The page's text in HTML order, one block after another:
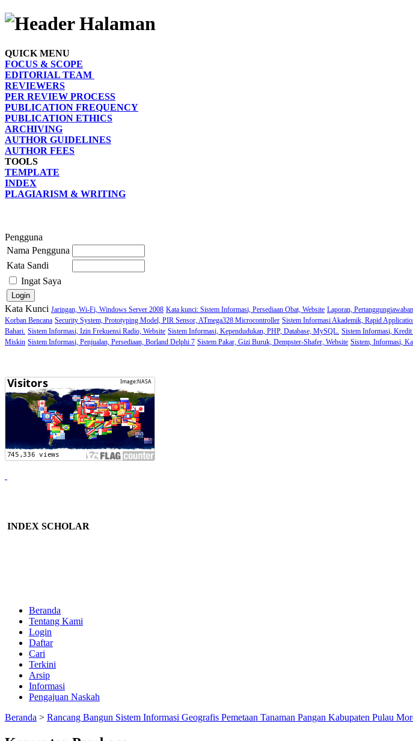
QUICK MENU
FOCUS & SCOPE
EDITORIAL TEAM
REVIEWERS
PER REVIEW PROCESS
PUBLICATION FREQUENCY
PUBLICATION ETHICS
ARCHIVING
AUTHOR GUIDELINES
AUTHOR FEES
TOOLS
TEMPLATE
INDEX
PLAGIARISM & WRITING
Pengguna
Nama Pengguna
Kata Sandi
Ingat Saya
Kata Kunci Jaringan, Wi-Fi, Windows Server 2008 Kata kunci: Sistem Informasi, Persediaan Obat, Website Laporan,
Korban Bencana Security System, Prototyping Model, PIR Sensor, ATmega328 Microcontroller Sistem Informasi Akademik, Rapid
Bahari. Sistem Informasi, Izin Frekuensi Radio, Website Sistem Informasi, Kependudukan, PHP, Database, MySQL. Sistem Informasi, Kredit
Miskin Sistem Informasi, Penjualan, Persediaan, Borland Delphi 7 Sistem Pakar, Gizi Buruk, Dempster-Shafer, Website Sistem, Informasi,
INDEX SCHOLAR
Beranda
Tentang Kami
Login
Daftar
Cari
Terkini
Arsip
Informasi
Pengajuan Naskah
Beranda > Rancang Bangun Sistem Informasi Geografis Pemetaan Tanaman Pangan Kabupaten Pulau